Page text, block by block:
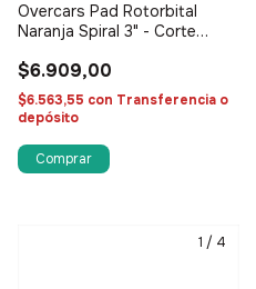
Overcars Pad Rotorbital
Naranja Spiral 3" - Corte
$6.909,00
$6.563,55 con Transferencia o
depósito
1 / 4